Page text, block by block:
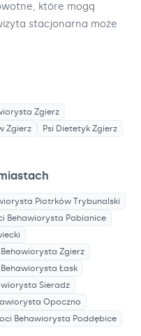
które mogą
stacjonarna może
Zgierz
Zgierz Psi Dietetyk Zgierz
Piotrków Trybunalski
Behawiorysta Pabianice
Behawiorysta Zgierz
Behawiorysta Łask
Sieradz
Opoczno
Behawiorysta Poddębice